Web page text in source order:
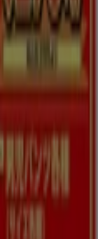
ログ
福岡市 札幌市
市 川崎市